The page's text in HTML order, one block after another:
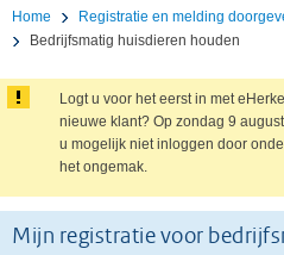
Home
Registratie en melding
Bedrijfsmatig huisdieren houden
Logt u voor het eerst in met
nieuwe klant? Op zondag 9
u mogelijk niet inloggen door
het ongemak.
Mijn registratie voor